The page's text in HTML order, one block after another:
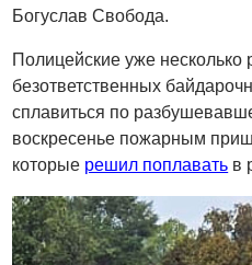
Богуслав Свобода.
Полицейские уже несколько
безответственных
сплавиться по
воскресенье пожарным
которые решил поплавать в